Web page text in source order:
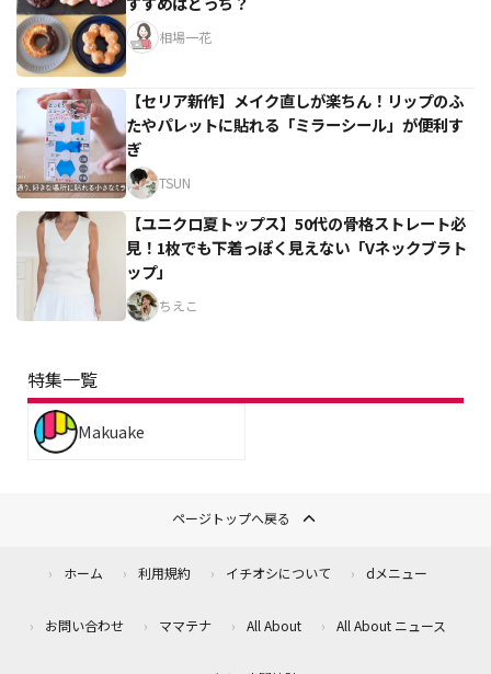
相場一花
【セリア新作】メイク直しが楽ちん！リップのふ
たやパレットに貼れる「ミラーシール」が便利す
ぎ
TSUN
【ユニクロ夏トップス】50代の骨格ストレート必
見！1枚でも下着っぽく見えない「Vネックブラト
ップ」
ちえこ
特集一覧
Makuake
ページトップへ戻る
ホーム 利用規約 イチオシについて dメニュー
お問い合わせ ママテナ All About All About ニュース